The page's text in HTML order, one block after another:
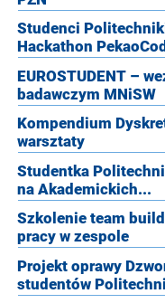
Studenci
Hackathon
EUROSTUDENT –
badawczym MNiSW
Kompendium
warsztaty
Studentka
na Akademickich...
Szkolenie team
pracy w zespole
Projekt oprawy
studentów